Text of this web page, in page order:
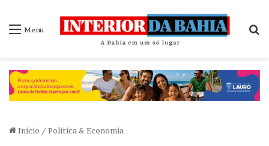
Menu
Início / Política & Economia